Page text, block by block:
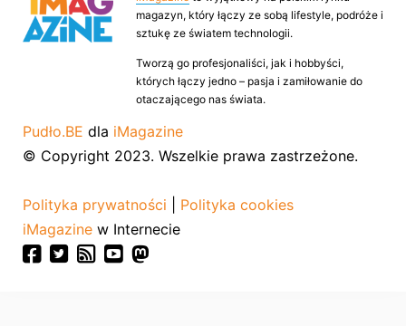
magazyn, który łączy ze sobą lifestyle, podróże i
sztukę ze światem technologii.
Tworzą go profesjonaliści, jak i hobbyści,
których łączy jedno – pasja i zamiłowanie do
otaczającego nas świata.
Pudło.BE dla iMagazine
© Copyright 2023. Wszelkie prawa zastrzeżone.
Polityka prywatności
Polityka cookies
iMagazine w Internecie